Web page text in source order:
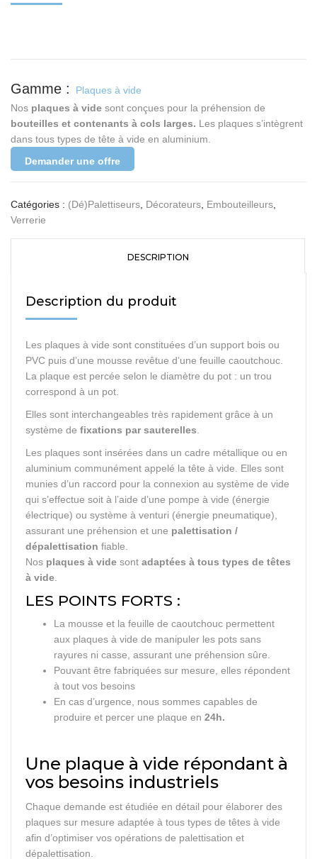
Plaques à vide
Nos plaques à vide sont conçues pour la préhension de
bouteilles et contenants à cols larges. Les plaques s’intègrent
dans tous types de tête à vide en aluminium.
Demander une offre
Catégories : (Dé)Palettiseurs, Décorateurs, Embouteilleurs,
Verrerie
DESCRIPTION
Description du produit
Les plaques à vide sont constituées d’un support bois ou
PVC puis d’une mousse revêtue d’une feuille caoutchouc.
La plaque est percée selon le diamètre du pot : un trou
correspond à un pot.
Elles sont interchangeables très rapidement grâce à un
système de fixations par sauterelles.
Les plaques sont insérées dans un cadre métallique ou en
aluminium communément appelé la tête à vide. Elles sont
munies d’un raccord pour la connexion au système de vide
qui s’effectue soit à l’aide d’une pompe à vide (énergie
électrique) ou système à venturi (énergie pneumatique),
assurant une préhension et une palettisation /
dépalettisation fiable.
Nos plaques à vide sont adaptées à tous types de têtes
à vide.
LES POINTS FORTS :
La mousse et la feuille de caoutchouc permettent
aux plaques à vide de manipuler les pots sans
rayures ni casse, assurant une préhension sûre.
Pouvant être fabriquées sur mesure, elles répondent
à tout vos besoins
En cas d’urgence, nous sommes capables de
produire et percer une plaque en 24h.
Une plaque à vide répondant à
vos besoins industriels
Chaque demande est étudiée en détail pour élaborer des
plaques sur mesure adaptée à tous types de têtes à vide
afin d’optimiser vos opérations de palettisation et
dépalettisation.